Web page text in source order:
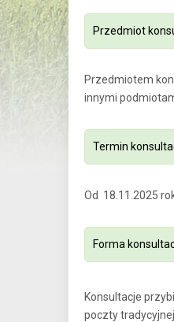
Przedmiot
Przedmiotem
innymi
Termin
Od 18.11.2025
Forma
Konsultacje
poczty